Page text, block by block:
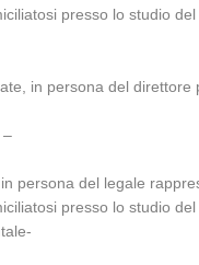
presso lo studio
in persona del
–
persona del legale
presso lo studio